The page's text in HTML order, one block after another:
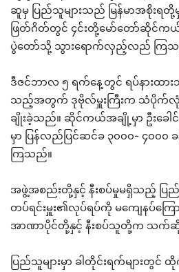
ဆူမှ ပြည်သူများသည် မြန်မာအစိုး
ဖြတ်ဂိတ်တွင် ၄င်းတို့မော်တော်ဆိုင်ကယ်အာ
ပွဲတော်သို့ သွားရောက်လှည့်လည် ကြ
ဒီဇင်ဘာလ ၅ ရက်နေ့တွင် ရပ်နားထ
သည့်အတွက် ဒုဗိုလ်မှူးကြီးက သံပိုက်လုံး
ချိုးခဲ့သည်။ ဆိုင်ကယ်အချို့မှာ ဦးခေါင်း
မှာ ပြန်လည်ပြင်ဆင်ခ ၃၀၀၀- ၄၀၀၀
ကြသည်။
အဖွဲ့အစည်းတို့နှင့် နီးစပ်မှုမရှိသည့် ပြည်
တပ်ရင်းမှူး၏လုပ်ရပ်ကို မကျေနပ်ကြေ
အာဏာပိုင်တို့နှင့် နီးစပ်သူတို့က သက်ဆို
ပြည်သူများမှာ ခါတိုင်းရက်များတွင်